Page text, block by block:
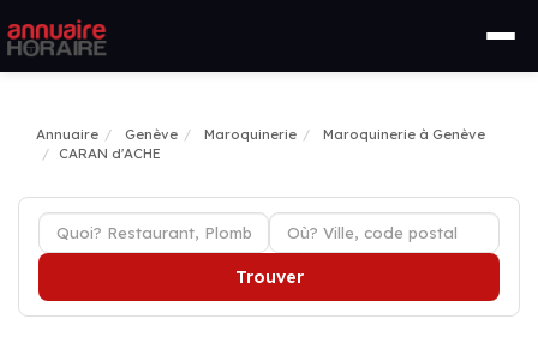
Annuaire Genève Maroquinerie
Maroquinerie à Genève
CARAN d'ACHE
Trouver